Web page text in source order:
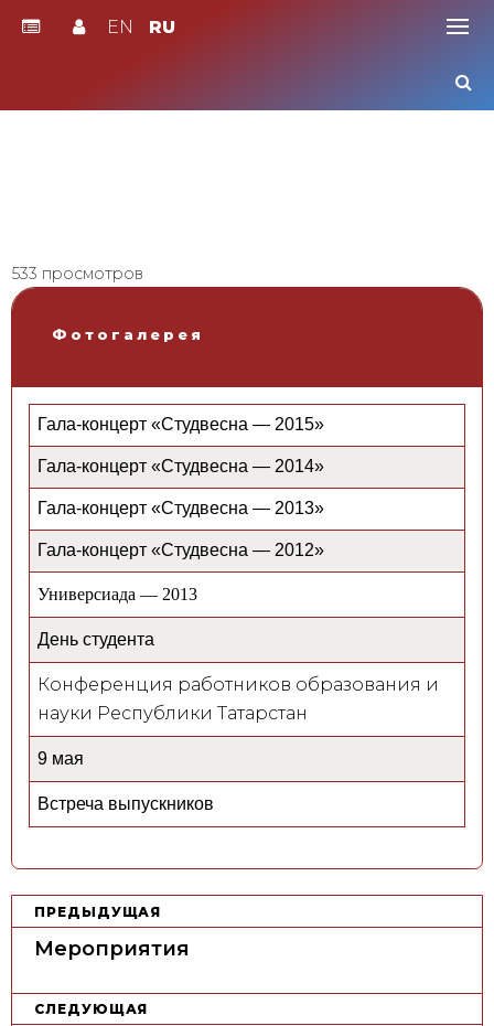
EN RU
533 просмотров
Фотогалерея
Гала-концерт «Студвесна — 2015»
Гала-концерт «Студвесна — 2014»
Гала-концерт «Студвесна — 2013»
Гала-концерт «Студвесна — 2012»
Универсиада — 2013
День студента
Конференция работников образования и
науки Республики Татарстан
9 мая
Встреча выпускников
Н
и
ПРЕДЫДУЩАЯ
Мероприятия
СЛЕДУЮЩАЯ